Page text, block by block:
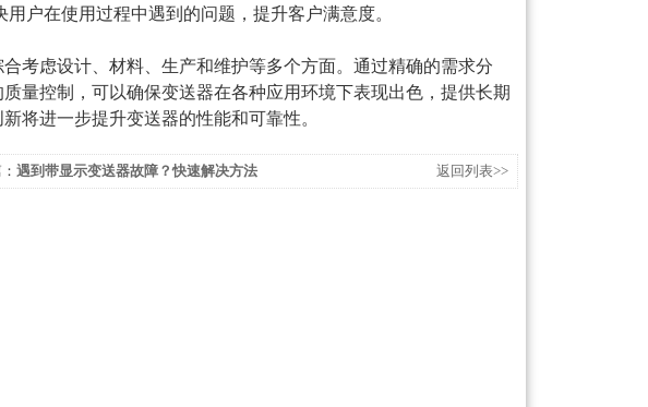
在使用过程中遇到的问题，提升客户满意度。
虑设计、材料、生产和维护等多个方面。通过精确的需求分
量控制，可以确保变送器在各种应用环境下表现出色，提供长期
将进一步提升变送器的性能和可靠性。
遇到带显示变送器故障？快速解决方法
返回列表>>